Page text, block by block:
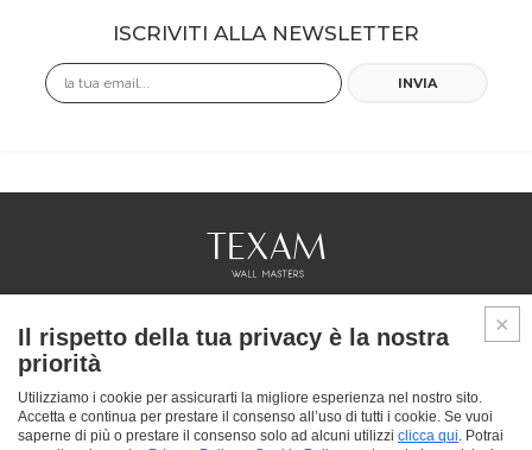
ISCRIVITI ALLA NEWSLETTER
Email INVIA
PROFESSIONAL
PUNTI VENDITA
CHI SIAMO
CONTATTACI
Il rispetto della tua privacy è la nostra
priorità
Utilizziamo i cookie per assicurarti la migliore esperienza nel nostro sito.
Accetta e continua per prestare il consenso all’uso di tutti i cookie. Se vuoi
saperne di più o prestare il consenso solo ad alcuni utilizzi clicca qui. Potrai